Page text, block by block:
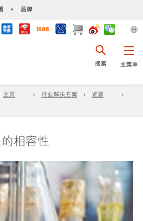
• 品牌
主菜单
搜索
主页 行业解决方案
资源
相容性